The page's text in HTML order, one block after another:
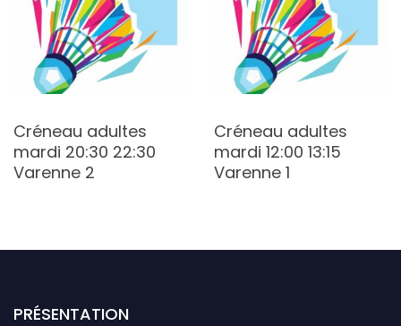
Créneau adultes
mardi 20:30 22:30
Varenne 2
Créneau adultes
mardi 12:00 13:15
Varenne 1
PRÉSENTATION